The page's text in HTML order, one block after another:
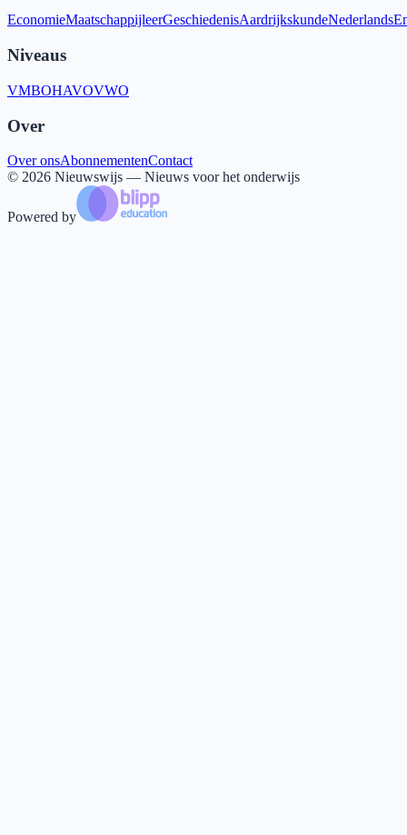
EconomieMaatschappijleerGeschiedenisAardrijkskundeNederlands
Niveaus
VMBOHAVOVWO
Over
Over onsAbonnementenContact
© 2026 Nieuwswijs — Nieuws voor het onderwijs
Powered by